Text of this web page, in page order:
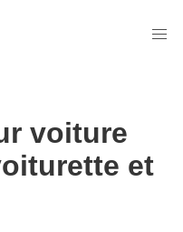
voiture
et